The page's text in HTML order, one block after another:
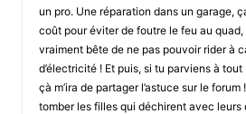
un pro. Une réparation dans un garage,
coût pour éviter de foutre le feu au
vraiment bête de ne pas pouvoir rider à
d’électricité ! Et puis, si tu parviens à
çà m’ira de partager l’astuce sur le
tomber les filles qui déchirent avec leurs